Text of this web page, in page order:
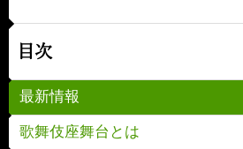
目次
最新情報
歌舞伎座舞台とは